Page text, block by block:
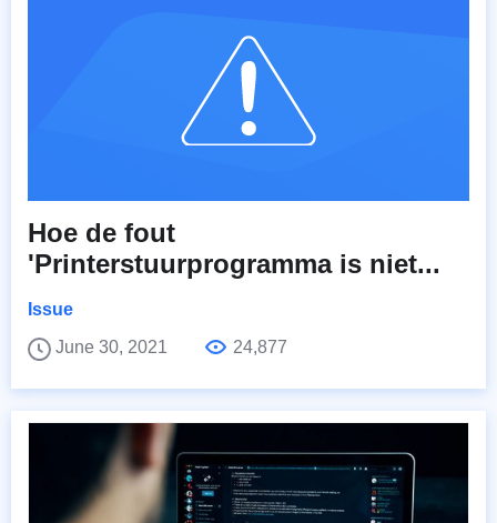
Hoe de fout
'Printerstuurprogramma is niet...
Issue
June 30, 2021
24,877